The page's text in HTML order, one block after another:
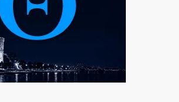
Βρετανίδα μητέρα
της και προκάλεσε
τους Eλληνες στα καράβια!